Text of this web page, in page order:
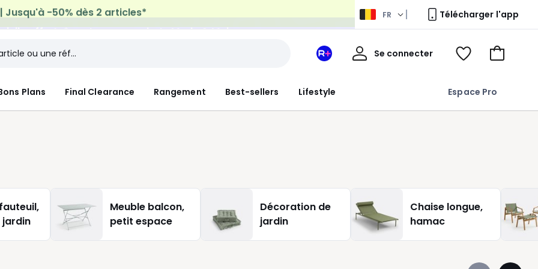
offerte*sur tous vos achats Mode & Maison FR Télécharger l'app
Plans Final Clearance Rangement Best-sellers Lifestyle Espace Pro
Mon
Redoute
Se connecter
Mon
Voir
Aller
jardin
Meuble balcon,
petit espace
Décoration de
jardin
Chaise longue,
hamac